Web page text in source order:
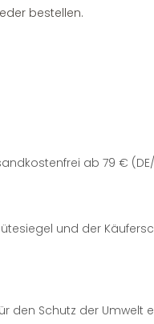
bestellen.
ab 79 €
und der
den Schutz der Umwelt